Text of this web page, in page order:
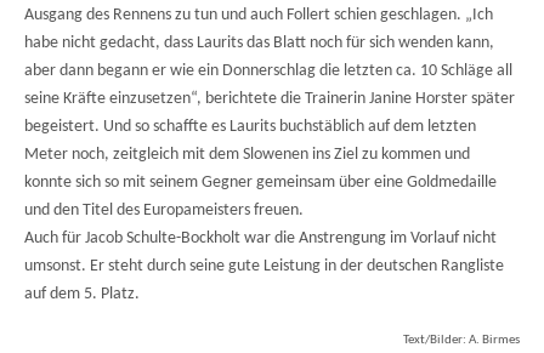
Ausgang des Rennens zu tun und auch Follert schien geschlagen. „Ich
habe nicht gedacht, dass Laurits das Blatt noch für sich wenden kann,
aber dann begann er wie ein Donnerschlag die letzten ca. 10 Schläge all
seine Kräfte einzusetzen“, berichtete die Trainerin Janine Horster später
begeistert. Und so schaffte es Laurits buchstäblich auf dem letzten
Meter noch, zeitgleich mit dem Slowenen ins Ziel zu kommen und
konnte sich so mit seinem Gegner gemeinsam über eine Goldmedaille
und den Titel des Europameisters freuen.
Auch für Jacob Schulte-Bockholt war die Anstrengung im Vorlauf nicht
umsonst. Er steht durch seine gute Leistung in der deutschen Rangliste
auf dem 5. Platz.
Text/Bilder: A. Birmes